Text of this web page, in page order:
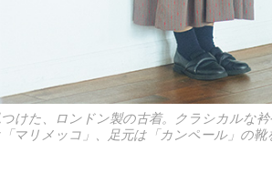
けた、ロンドン製の古着。クラシカルな
マリメッコ」、足元は「カンペール」の